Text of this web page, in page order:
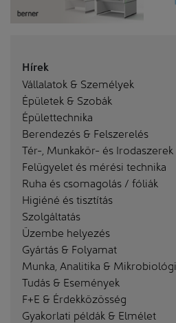
Hírek
Vállalatok & Személyek
Épületek & Szobák
Épülettechnika
Berendezés & Felszerelés
Tér-, Munkakör- és Irodaszerek
Felügyelet és mérési technika
Ruha és csomagolás / fóliák
Higiéné és tisztítás
Szolgáltatás
Üzembe helyezés
Gyártás & Folyamat
Munka, Analitika &
Tudás & Események
F+E & Érdekközösség
Gyakorlati példák & Elmélet